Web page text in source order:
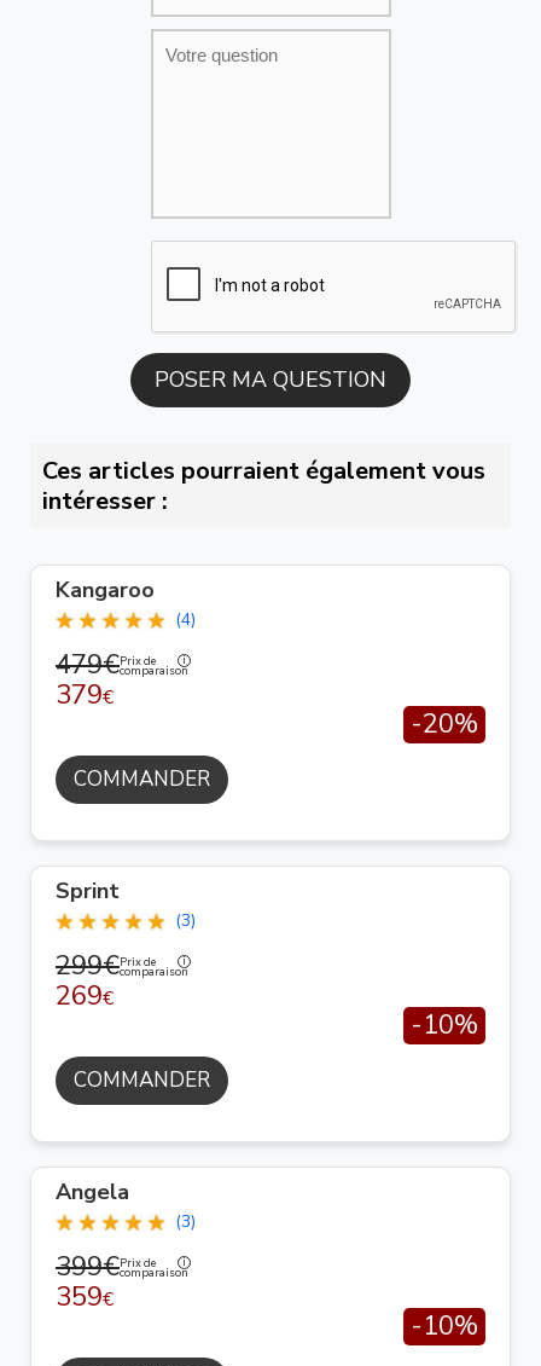
Ces articles pourraient également vous
intéresser :
Kangaroo
(4)
479€Prix de
comparaison
379€
-20%
COMMANDER
Sprint
(3)
299€Prix de
comparaison
269€
-10%
COMMANDER
Angela
(3)
399€Prix de
comparaison
359€
-10%